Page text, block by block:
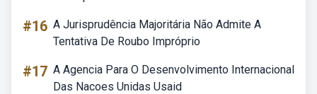
#16 A Jurisprudência Majoritária Não Admite A
Tentativa De Roubo Impróprio
#17 A Agencia Para O Desenvolvimento Internacional
Das Nacoes Unidas Usaid